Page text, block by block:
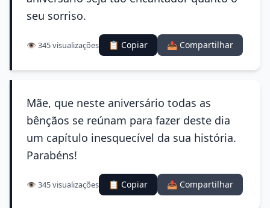
seu sorriso.
👁️ 345 visualizações 📋 Copiar 📤 Compartilhar
Mãe, que neste aniversário todas as
bênçãos se reúnam para fazer deste dia
um capítulo inesquecível da sua história.
Parabéns!
👁️ 345 visualizações 📋 Copiar 📤 Compartilhar